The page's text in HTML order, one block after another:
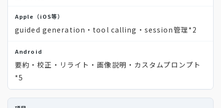
guided generation・tool calling・session管理*2
要約・校正・リライト・画像説明・カスタムプロンプト
*5